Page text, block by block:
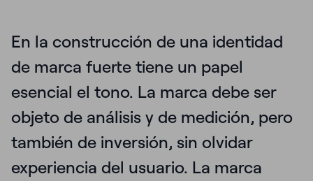
En la construcción de una identidad
de marca fuerte tiene un papel
esencial el tono. La marca debe ser
objeto de análisis y de medición, pero
también de inversión, sin olvidar
experiencia del usuario. La marca